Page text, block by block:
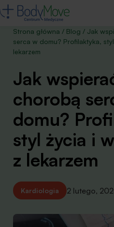
Strona główna / Blog / Jak
serca w domu? Profilaktyka,
lekarzem
Jak
chorobą
domu?
styl życia i
z lekarzem
Kardiologia 2 lutego,